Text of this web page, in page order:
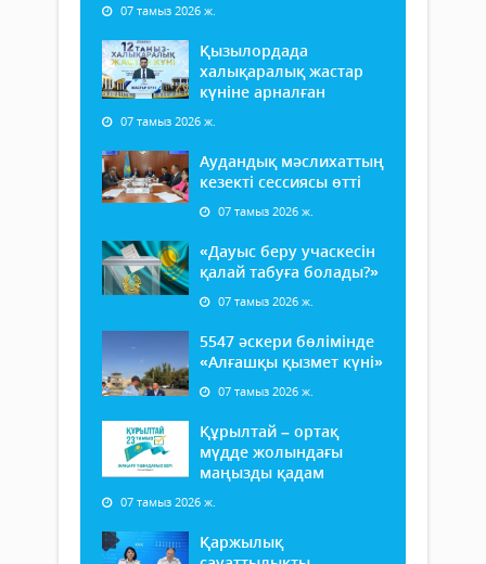
07 тамыз 2026 ж.
Қызылордада
халықаралық жастар
күніне арналған
07 тамыз 2026 ж.
Аудандық мәслихаттың
кезекті сессиясы өтті
07 тамыз 2026 ж.
«Дауыс беру учаскесін
қалай табуға болады?»
07 тамыз 2026 ж.
5547 әскери бөлімінде
«Алғашқы қызмет күні»
07 тамыз 2026 ж.
Құрылтай – ортақ
мүдде жолындағы
маңызды қадам
07 тамыз 2026 ж.
Қаржылық